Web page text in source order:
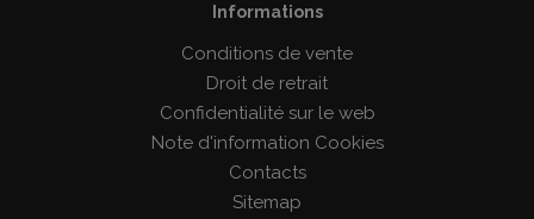
Informations
Conditions de vente
Droit de retrait
Confidentialité sur le web
Note d'information Cookies
Contacts
Sitemap